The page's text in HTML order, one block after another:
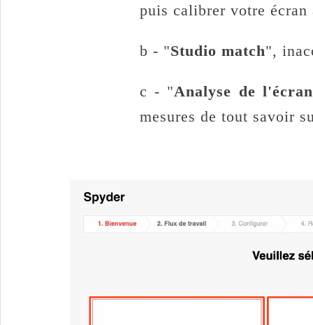
puis calibrer votre écran
b - "Studio match",
c - "Analyse de l'écran
mesures de tout savoir